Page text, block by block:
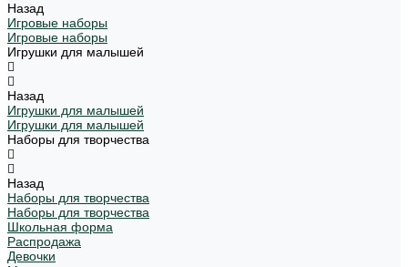
Назад
Игровые наборы
Игровые наборы
Игрушки для малышей
Назад
Игрушки для малышей
Игрушки для малышей
Наборы для творчества
Назад
Наборы для творчества
Наборы для творчества
Школьная форма
Распродажа
Девочки